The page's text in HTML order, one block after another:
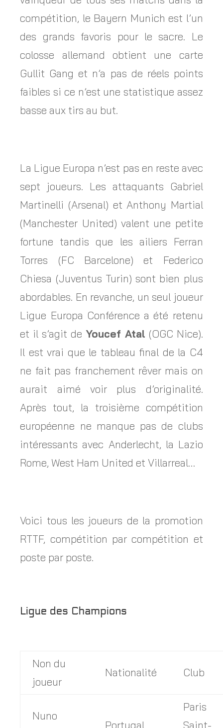
compétition, le Bayern Munich est l’un
des grands favoris pour le sacre. Le
colosse allemand obtient une carte
Gullit Gang et n’a pas de réels points
faibles si ce n’est une statistique assez
basse aux tirs au but.
La Ligue Europa n’est pas en reste avec
sept joueurs. Les attaquants Gabriel
Martinelli (Arsenal) et Anthony Martial
(Manchester United) valent une petite
fortune tandis que les ailiers Ferran
Torres (FC Barcelone) et Federico
Chiesa (Juventus Turin) sont bien plus
abordables. En revanche, un seul joueur
Ligue Europa Conférence a été retenu
et il s’agit deYoucef Atal (OGC Nice).
Il est vrai que le tableau final de la C4
ne fait pas franchement rêver mais on
aurait aimé voir plus d’originalité.
Après tout, la troisième compétition
européenne ne manque pas de clubs
intéressants avec Anderlecht, la Lazio
Rome, West Ham United et Villarreal…
Voici tous les joueurs de la promotion
RTTF, compétition par compétition et
poste par poste.
Ligue des Champions
Non du
joueur
Nationalité Club
Nuno
Portugal
Paris
Saint-